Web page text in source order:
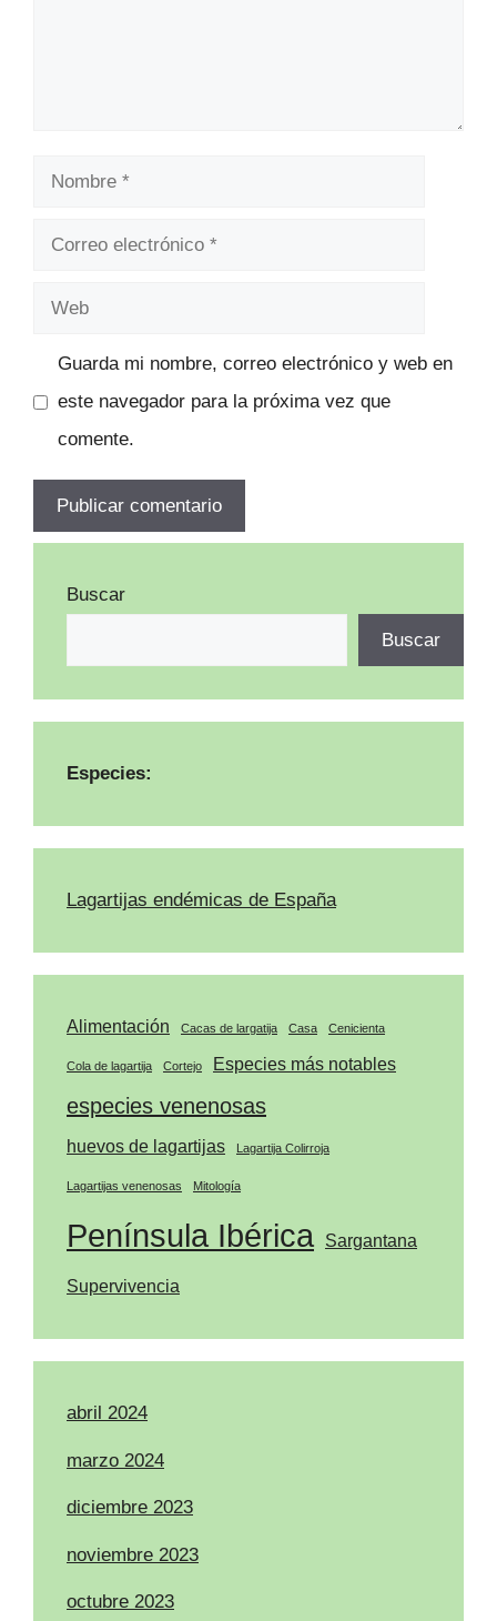
Nombre
Correo
Web
Guarda mi nombre, correo electrónico y web en
este navegador para la próxima vez que
comente.
Buscar
Buscar
Especies:
Lagartijas endémicas de España
Alimentación Cacas de largatija Casa Cenicienta
Cola de lagartija Cortejo Especies más notables
especies venenosas
huevos de lagartijas Lagartija Colirroja
Lagartijas venenosas Mitología
Península Ibérica Sargantana
Supervivencia
abril 2024
marzo 2024
diciembre 2023
noviembre 2023
octubre 2023